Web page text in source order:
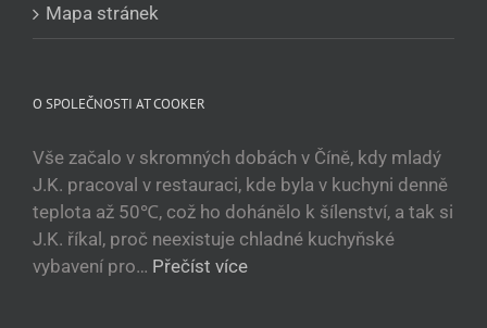
Mapa stránek
O SPOLEČNOSTI AT COOKER
Vše začalo v skromných dobách v Číně, kdy mladý
J.K. pracoval v restauraci, kde byla v kuchyni denně
teplota až 50℃, což ho dohánělo k šílenství, a tak si
J.K. říkal, proč neexistuje chladné kuchyňské
vybavení pro… Přečíst více
한국어
ไทย